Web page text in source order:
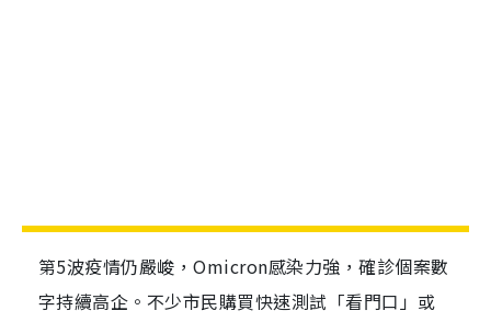
第5波疫情仍嚴峻，Omicron感染力強，確診個案數
字持續高企。不少市民購買快速測試「看門口」或